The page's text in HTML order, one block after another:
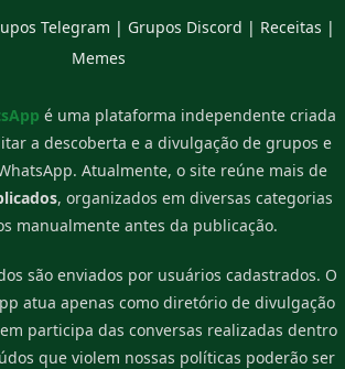
Telegram | Grupos Discord | Receitas |
Memes
é uma plataforma independente criada
a descoberta e a divulgação de grupos e
Atualmente, o site reúne mais de
, organizados em diversas categorias
manualmente antes da publicação.
são enviados por usuários cadastrados. O
atua apenas como diretório de divulgação
participa das conversas realizadas dentro
que violem nossas políticas poderão ser